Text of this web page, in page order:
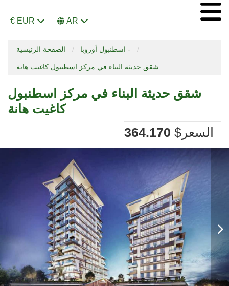
€ EUR AR
الصفحة الرئيسية اسطنبول أوروبا -
شقق حديثة البناء في مركز اسطنبول كاغيت هانة
شقق حديثة البناء في مركز اسطنبول
كاغيت هانة
السعر
364.170 $